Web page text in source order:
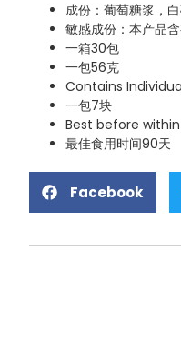
成份：葡萄糖浆，
敏感成份：本产品
一箱30包
一包56克
Contains
一包7块
Best before within
最佳食用时间90天
Facebook